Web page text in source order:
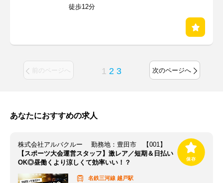
徒歩12分
前のページへ 1 2 3 次のページへ
あなたにおすすめの求人
株式会社アルバクルー 勤務地：豊田市 【001】
【スポーツ大会運営スタッフ】激レア／短期＆日払い
OK◎昼働くより涼しくて効率いい！？
名鉄三河線 越戸駅